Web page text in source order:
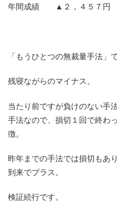
年間成績 ▲２，４５７円
「もうひとつの無裁量手法」
残寝ながらのマイナス。
当たり前ですが負けのない手
手法なので、損切１回で終わ
徴。
昨年までの手法では損切もあ
到来でプラス。
検証続行です。